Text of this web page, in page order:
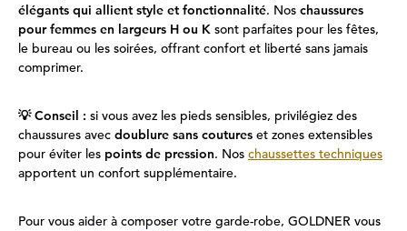
élégants qui allient style et fonctionnalité. Nos chaussures
pour femmes en largeurs H ou K sont parfaites pour les fêtes,
le bureau ou les soirées, offrant confort et liberté sans jamais
comprimer.
💡 Conseil : si vous avez les pieds sensibles, privilégiez des
chaussures avec doublure sans coutures et zones extensibles
pour éviter les points de pression. Nos chaussettes techniques
apportent un confort supplémentaire.
Pour vous aider à composer votre garde-robe, GOLDNER vous